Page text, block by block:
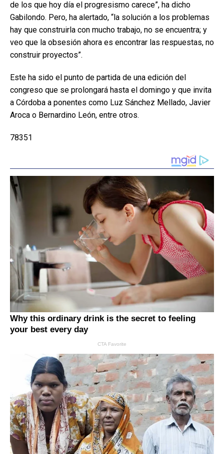
de los que hoy día el progresismo carece”, ha dicho
Gabilondo. Pero, ha alertado, “la solución a los problemas
hay que construirla con mucho trabajo, no se encuentra; y
veo que la obsesión ahora es encontrar las respuestas, no
construir proyectos”.
Este ha sido el punto de partida de una edición del
congreso que se prolongará hasta el domingo y que invita
a Córdoba a ponentes como Luz Sánchez Mellado, Javier
Aroca o Bernardino León, entre otros.
78351